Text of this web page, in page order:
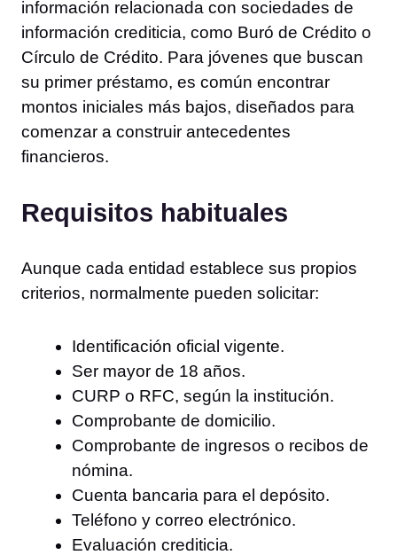
información relacionada con sociedades de
información crediticia, como Buró de Crédito o
Círculo de Crédito. Para jóvenes que buscan
su primer préstamo, es común encontrar
montos iniciales más bajos, diseñados para
comenzar a construir antecedentes
financieros.
Requisitos habituales
Aunque cada entidad establece sus propios
criterios, normalmente pueden solicitar:
Identificación oficial vigente.
Ser mayor de 18 años.
CURP o RFC, según la institución.
Comprobante de domicilio.
Comprobante de ingresos o recibos de
nómina.
Cuenta bancaria para el depósito.
Teléfono y correo electrónico.
Evaluación crediticia.